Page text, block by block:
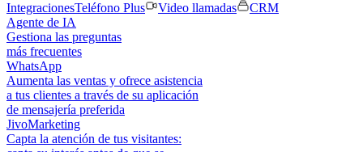
IntegracionesTeléfono Plus Video llamadas
CRM
Agente de IA
Gestiona las preguntas
más frecuentes
WhatsApp
Aumenta las ventas y ofrece asistencia
a tus clientes a través de su aplicación
de mensajería preferida
JivoMarketing
Capta la atención de tus visitantes: